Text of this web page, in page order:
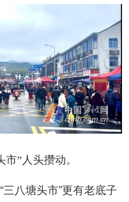
市”人头攒动。
八塘头市”更有老底子